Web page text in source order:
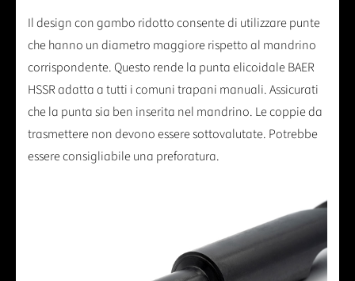
Il design con gambo ridotto consente di utilizzare punte
che hanno un diametro maggiore rispetto al mandrino
corrispondente. Questo rende la punta elicoidale BAER
HSSR adatta a tutti i comuni trapani manuali. Assicurati
che la punta sia ben inserita nel mandrino. Le coppie da
trasmettere non devono essere sottovalutate. Potrebbe
essere consigliabile una preforatura.